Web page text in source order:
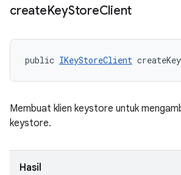
createKeyStoreClient
public IKeyStoreClient
Membuat klien keystore untuk
keystore.
Hasil